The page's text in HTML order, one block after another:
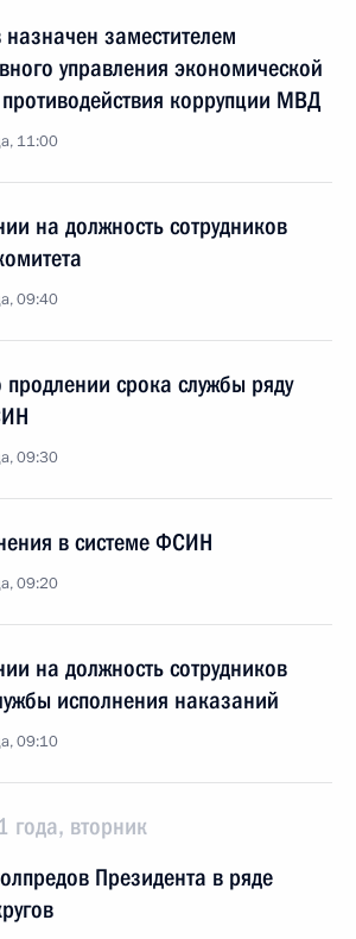
заместителем
управления экономической
коррупции МВД
11:00
на должность сотрудников
09:40
срока службы ряду
09:30
в системе ФСИН
09:20
на должность сотрудников
исполнения наказаний
09:10
года, вторник
Президента в ряде